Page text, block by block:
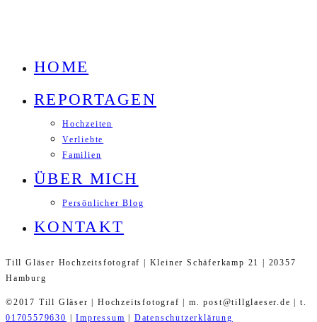
HOME
REPORTAGEN
Hochzeiten
Verliebte
Familien
ÜBER MICH
Persönlicher Blog
KONTAKT
Till Gläser Hochzeitsfotograf | Kleiner Schäferkamp 21 | 20357
Hamburg
©2017 Till Gläser | Hochzeitsfotograf | m. post@tillglaeser.de | t.
01705579630
|Impressum Datenschutzerklärung